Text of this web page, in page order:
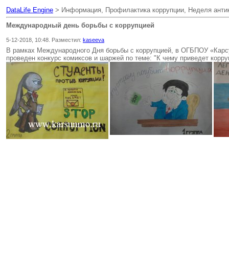
DataLife Engine > Информация, Профилактика коррупции, Неделя
Международный день борьбы с коррупцией
5-12-2018, 10:48. Разместил: kaseeva
В рамках Международного Дня борьбы с коррупцией, в ОГБПОУ
проведен конкурс комиксов и шаржей по теме: "К чему приведет